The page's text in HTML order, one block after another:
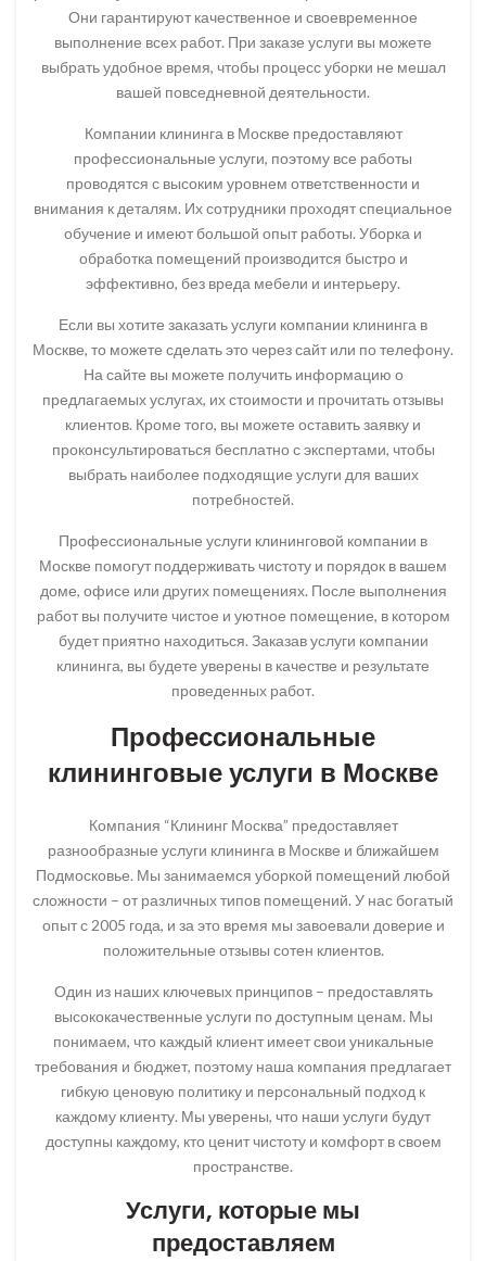
Они гарантируют качественное и своевременное
выполнение всех работ. При заказе услуги вы можете
выбрать удобное время, чтобы процесс уборки не мешал
вашей повседневной деятельности.
Компании клининга в Москве предоставляют
профессиональные услуги, поэтому все работы
проводятся с высоким уровнем ответственности и
внимания к деталям. Их сотрудники проходят специальное
обучение и имеют большой опыт работы. Уборка и
обработка помещений производится быстро и
эффективно, без вреда мебели и интерьеру.
Если вы хотите заказать услуги компании клининга в
Москве, то можете сделать это через сайт или по телефону.
На сайте вы можете получить информацию о
предлагаемых услугах, их стоимости и прочитать отзывы
клиентов. Кроме того, вы можете оставить заявку и
проконсультироваться бесплатно с экспертами, чтобы
выбрать наиболее подходящие услуги для ваших
потребностей.
Профессиональные услуги клининговой компании в
Москве помогут поддерживать чистоту и порядок в вашем
доме, офисе или других помещениях. После выполнения
работ вы получите чистое и уютное помещение, в котором
будет приятно находиться. Заказав услуги компании
клининга, вы будете уверены в качестве и результате
проведенных работ.
Профессиональные
клининговые услуги в Москве
Компания “Клининг Москва” предоставляет
разнообразные услуги клининга в Москве и ближайшем
Подмосковье. Мы занимаемся уборкой помещений любой
сложности – от различных типов помещений. У нас богатый
опыт с 2005 года, и за это время мы завоевали доверие и
положительные отзывы сотен клиентов.
Один из наших ключевых принципов – предоставлять
высококачественные услуги по доступным ценам. Мы
понимаем, что каждый клиент имеет свои уникальные
требования и бюджет, поэтому наша компания предлагает
гибкую ценовую политику и персональный подход к
каждому клиенту. Мы уверены, что наши услуги будут
доступны каждому, кто ценит чистоту и комфорт в своем
пространстве.
Услуги, которые мы
предоставляем